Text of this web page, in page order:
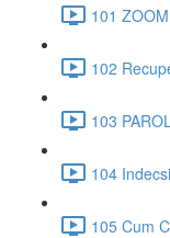
101
102
103
104
105 Cum